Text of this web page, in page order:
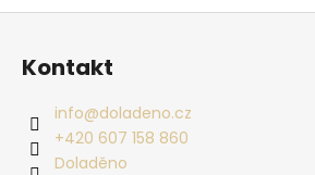
Zápatí
Kontakt
info@doladeno.cz
+420 607 158 860
Doladěno